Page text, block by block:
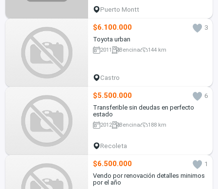
Puerto Montt
$6.100.000
3
Toyota urban
2011 Bencina 144 km
Castro
$5.500.000
6
Transferible sin deudas en perfecto
estado
2012 Bencina 188 km
Recoleta
$6.500.000
1
Vendo por renovación detalles minimos
por el año